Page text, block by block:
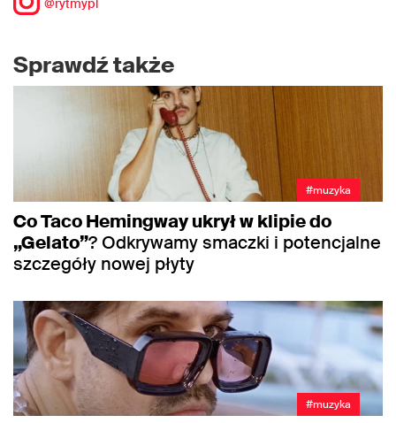
@rytmypl
Sprawdź także
#muzyka
Co Taco Hemingway ukrył w klipie do
„Gelato”? Odkrywamy smaczki i potencjalne
szczegóły nowej płyty
#muzyka